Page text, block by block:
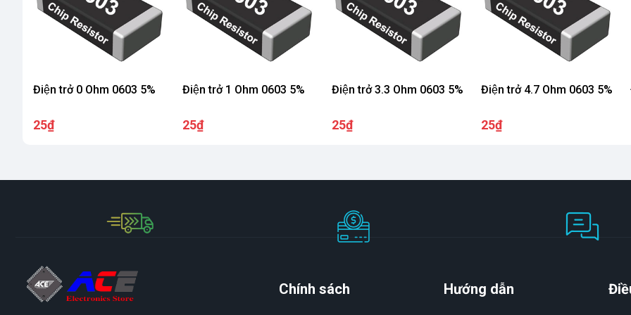
Điện trở 0 Ohm 0603 5%
25₫
Điện trở 1 Ohm 0603 5%
25₫
Điện trở 3.3 Ohm 0603 5%
25₫
Điện trở 4.7 Ohm 0603 5%
25₫
Chính sách Hướng dẫn